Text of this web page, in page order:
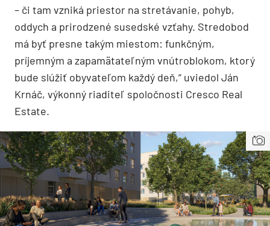
– či tam vzniká priestor na stretávanie, pohyb,
oddych a prirodzené susedské vzťahy. Stredobod
má byť presne takým miestom: funkčným,
príjemným a zapamätateľným vnútroblokom, ktorý
bude slúžiť obyvateľom každý deň,“ uviedol Ján
Krnáč, výkonný riaditeľ spoločnosti Cresco Real
Estate.